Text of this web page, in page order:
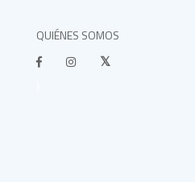
QUIÉNES SOMOS